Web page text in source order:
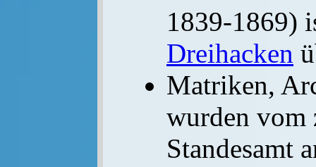
1839-1869)
Dreihacken
Matriken,
wurden vom
Standesamt